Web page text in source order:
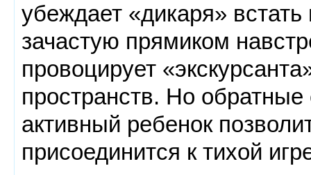
убеждает «дикаря»
зачастую прямиком
провоцирует
пространств. Но
активный ребенок
присоединится к тихой